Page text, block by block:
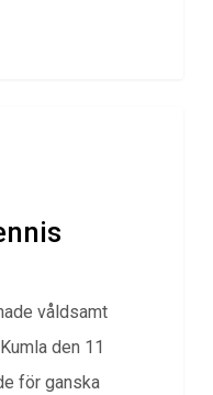
våldsamt
den 11
för ganska